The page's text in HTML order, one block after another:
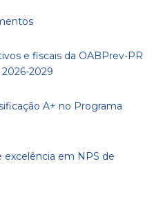
e fiscais da OABPrev-PR
2029
A+ no Programa
em NPS de